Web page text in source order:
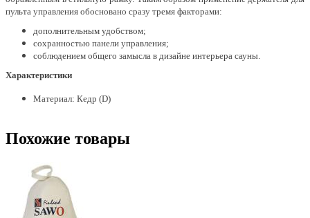
пульта управления обосновано сразу тремя факторами:
дополнительным удобством;
сохранностью панели управления;
соблюдением общего замысла в дизайне интерьера сауны.
Характеристики
Материал: Кедр (D)
Похожие товары